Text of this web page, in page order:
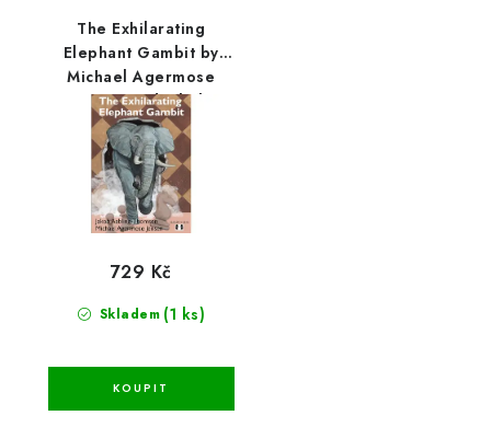
The Exhilarating
Elephant Gambit by
Michael Agermose
Jensen and Jakob
Aabling-Thomsen
Skladem (1 ks)
729 Kč